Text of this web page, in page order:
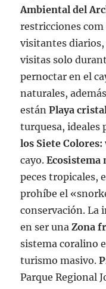
Ambiental del
restricciones
visitantes
visitas solo
pernoctar en el
naturales,
estánPlaya
turquesa, ideales
los Siete Colores:
cayo.Ecosistema
peces tropicales,
prohíbe el
conservación. La
en ser unaZona
sistema coralino
turismo masivo.
Parque Regional